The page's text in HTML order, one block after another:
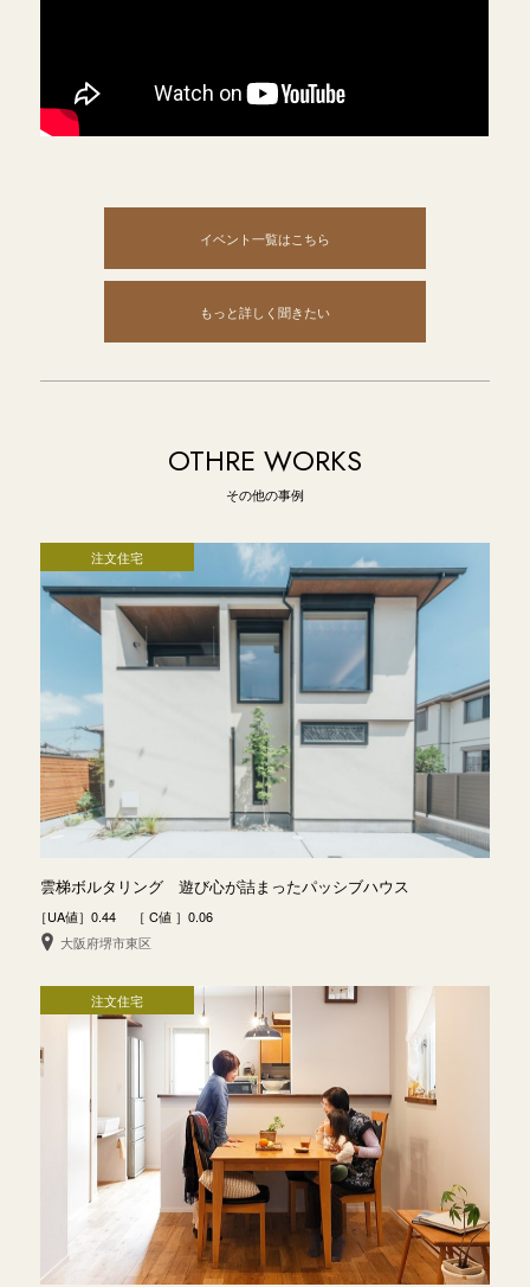
イベント一覧はこちら
もっと詳しく聞きたい
OTHRE WORKS
その他の事例
注文住宅
雲梯ボルタリング 遊び心が詰まったパッシブハウス
［UA値］0.44 ［ C値 ］0.06
大阪府堺市東区
注文住宅